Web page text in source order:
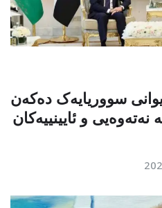
سووریایەک دەکەن
و ئایینییەکان